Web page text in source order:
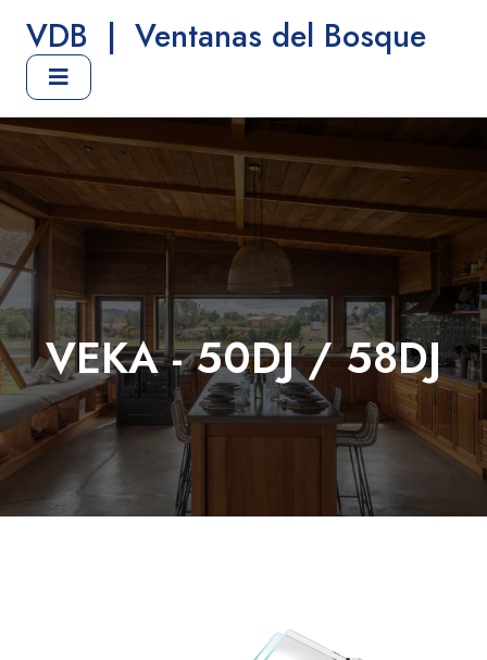
VDB | Ventanas del Bosque
VEKA - 50DJ / 58DJ